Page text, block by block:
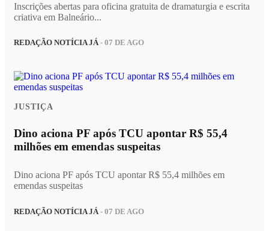
Inscrições abertas para oficina gratuita de dramaturgia e escrita
criativa em Balneário...
REDAÇÃO NOTÍCIA JÁ- 07 DE AGO
JUSTIÇA
Dino aciona PF após TCU apontar R$ 55,4
milhões em emendas suspeitas
Dino aciona PF após TCU apontar R$ 55,4 milhões em
emendas suspeitas
REDAÇÃO NOTÍCIA JÁ - 07 DE AGO